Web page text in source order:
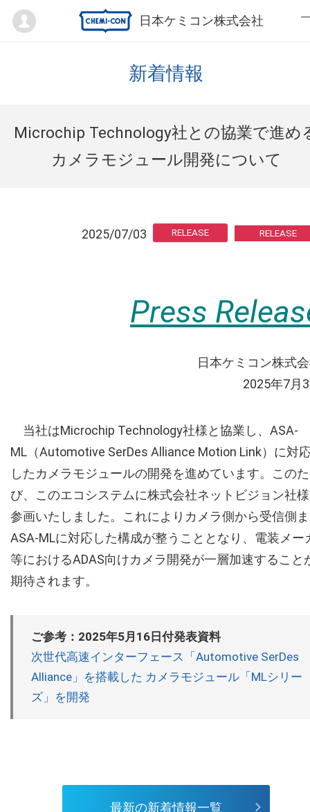
日本ケミコン株式会社
Mypage
新着情報
Microchip Technology社との協業で進め
カメラモジュール開発について
2025/07/03 RELEASE
Press
日本ケミコン株式
2025年7月
当社はMicrochip Technology社様と協業し、ASA-
ML（Automotive SerDes Alliance Motion Link）に対
したカメラモジュールの開発を進めています。このた
び、このエコシステムに株式会社ネットビジョン社
参画いたしました。これによりカメラ側から受信側
ASA-MLに対応した構成が整うこととなり、電装メー
等におけるADAS向けカメラ開発が一層加速すること
期待されます。
ご参考：2025年5月16日付発表資料
次世代高速インターフェース「Automotive SerDes
Alliance」を搭載した カメラモジュール「MLシリー
ズ」を開発
最新の新着情報一覧